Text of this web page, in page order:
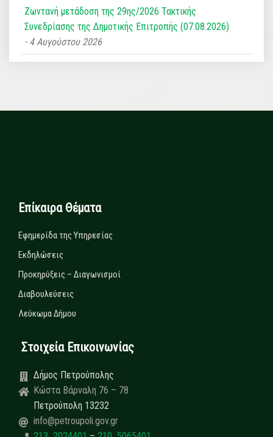
Ζωντανή μετάδοση της 29ης/2026 Τακτικής
Συνεδρίασης της Δημοτικής Επιτροπής (07.08.2026)
4 Αυγούστου 2026
Επίκαιρα Θέματα
Εφημερίδα της Υπηρεσίας
Εκδηλώσεις
Προκηρύξεις – Διαγωνισμοί
Διαβουλεύσεις
Λεύκωμα Δήμου
Στοιχεία Επικοινωνίας
Δήμος Πετρούπολης
Κώστα Βάρναλη 76 – 78
Πετρούπολη 13232
info@petroupoli.gov.gr